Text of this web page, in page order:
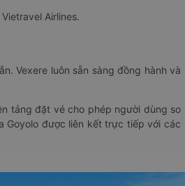
Airlines.
Vexere luôn sẵn sàng đồng hành và
tảng đặt vé cho phép người dùng so
Goyolo được liên kết trực tiếp với các